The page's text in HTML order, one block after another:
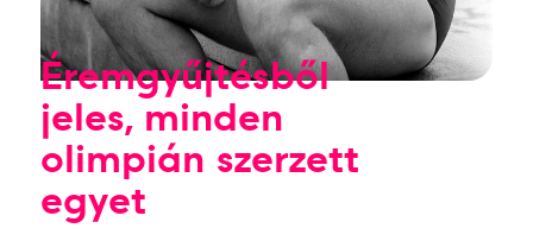
Éremgyűjtésből
jeles, minden
olimpián szerzett
egyet